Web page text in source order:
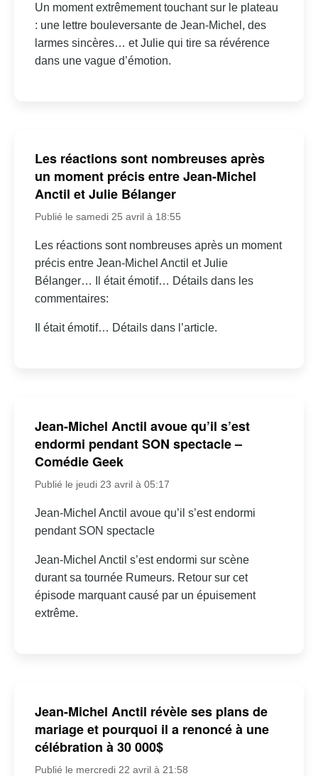
Un moment extrêmement touchant sur le plateau
: une lettre bouleversante de Jean-Michel, des
larmes sincères… et Julie qui tire sa révérence
dans une vague d’émotion.
Les réactions sont nombreuses après
un moment précis entre Jean-Michel
Anctil et Julie Bélanger
Publié le samedi 25 avril à 18:55
Les réactions sont nombreuses après un moment
précis entre Jean-Michel Anctil et Julie
Bélanger… Il était émotif… Détails dans les
commentaires:
Il était émotif… Détails dans l’article.
Jean-Michel Anctil avoue qu’il s’est
endormi pendant SON spectacle –
Comédie Geek
Publié le jeudi 23 avril à 05:17
Jean-Michel Anctil avoue qu’il s’est endormi
pendant SON spectacle
Jean-Michel Anctil s’est endormi sur scène
durant sa tournée Rumeurs. Retour sur cet
épisode marquant causé par un épuisement
extrême.
Jean-Michel Anctil révèle ses plans de
mariage et pourquoi il a renoncé à une
célébration à 30 000$
Publié le mercredi 22 avril à 21:58